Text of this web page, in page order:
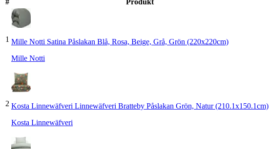
1 Mille Notti Satina Påslakan Blå, Rosa, Beige, Grå, Grön (220x220cm)
Mille Notti
2 Kosta Linnewäfveri Linnewäfveri Bratteby Påslakan Grön, Natur (210.1x150.1cm)
Kosta Linnewäfveri